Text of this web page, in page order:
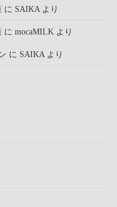
に SAIKA より
に mocaMILK より
に SAIKA より